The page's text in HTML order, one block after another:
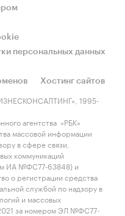
персональных данных
Хостинг сайтов
1995-
агентства «РБК»
массовой информации
в сфере связи,
коммуникаций
ИА №ФС77-63848) и
о регистрации средства
службой по надзору в
и массовых
за номером ЭЛ №ФС77-